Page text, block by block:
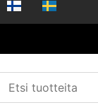
Etusivu Piha ja